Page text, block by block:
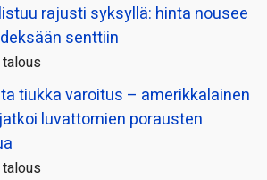
rajusti syksyllä: hinta nousee
senttiin
talous
tiukka varoitus – amerikkalainen
luvattomien porausten
talous